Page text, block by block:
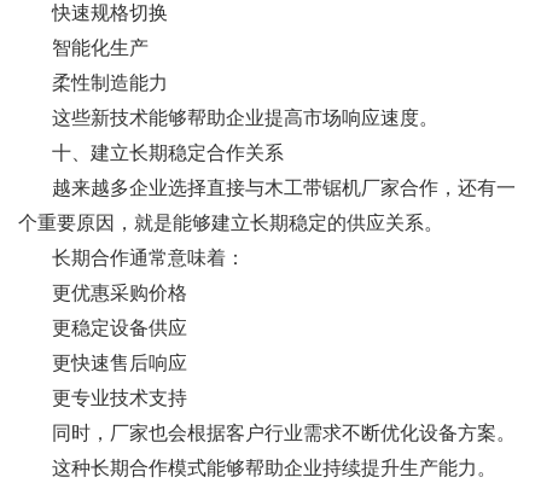
快速规格切换
智能化生产
柔性制造能力
这些新技术能够帮助企业提高市场响应速度。
十、建立长期稳定合作关系
越来越多企业选择直接与木工带锯机厂家合作，还有一
个重要原因，就是能够建立长期稳定的供应关系。
长期合作通常意味着：
更优惠采购价格
更稳定设备供应
更快速售后响应
更专业技术支持
同时，厂家也会根据客户行业需求不断优化设备方案。
这种长期合作模式能够帮助企业持续提升生产能力。